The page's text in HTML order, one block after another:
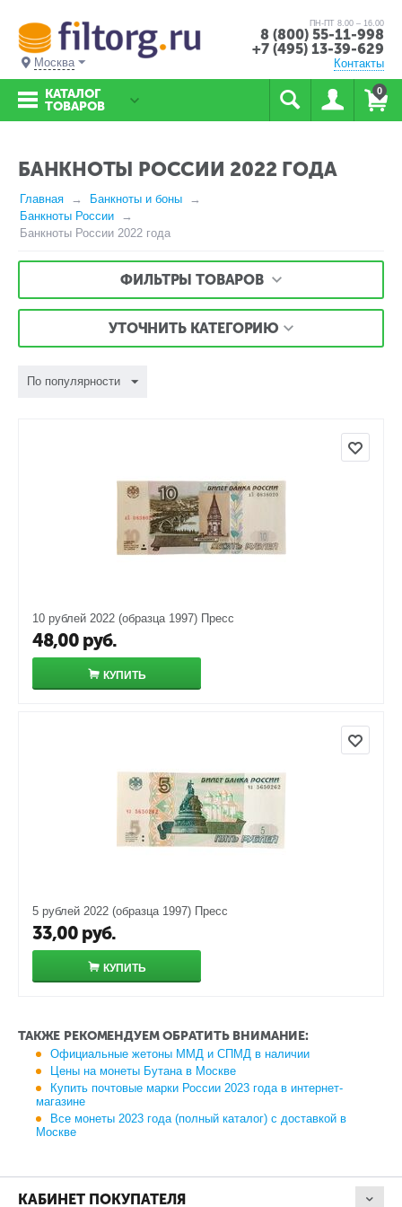
Москва
ПН-ПТ 8.00 – 16.00
8 (800) 55-11-998
+7 (495) 13-39-629
Контакты
0
КАТАЛОГ
ТОВАРОВ
БАНКНОТЫ РОССИИ 2022 ГОДА
Главная
Банкноты и боны
Банкноты России
Банкноты России 2022 года
ФИЛЬТРЫ ТОВАРОВ
УТОЧНИТЬ КАТЕГОРИЮ
По популярности
10 рублей 2022 (образца 1997) Пресс
48,00 руб.
КУПИТЬ
5 рублей 2022 (образца 1997) Пресс
33,00 руб.
КУПИТЬ
ТАКЖЕ РЕКОМЕНДУЕМ ОБРАТИТЬ ВНИМАНИЕ:
Официальные жетоны ММД и СПМД в наличии
Цены на монеты Бутана в Москве
Купить почтовые марки России 2023 года в интернет-
магазине
Все монеты 2023 года (полный каталог) с доставкой в
Москве
КАБИНЕТ ПОКУПАТЕЛЯ